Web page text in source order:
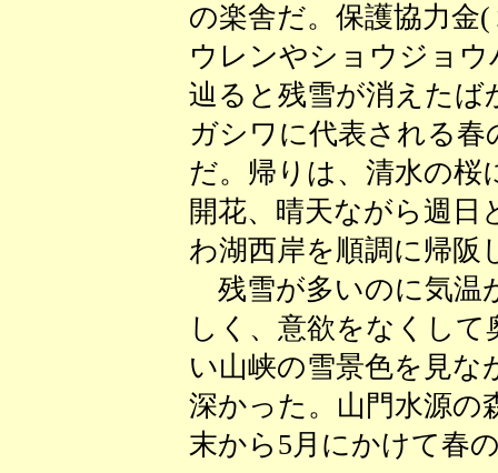
の楽舎だ。保護協力金
ウレンやショウジョ
辿ると残雪が消えたば
ガシワに代表される
だ。帰りは、清水の桜
開花、晴天ながら週
わ湖西岸を順調に帰阪
残雪が多いのに気温
しく、意欲をなくし
い山峡の雪景色を見な
深かった。山門水源の
末から5月にかけて春